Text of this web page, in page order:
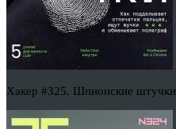
Хакер #325. Шпионские штучки